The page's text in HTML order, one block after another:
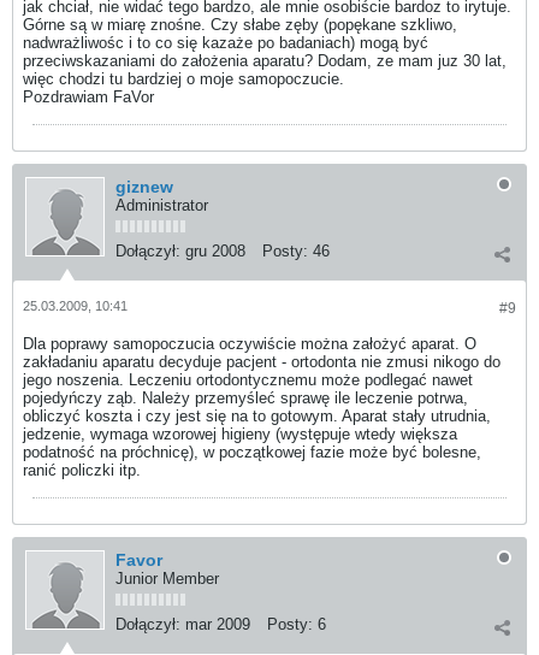
jak chciał, nie widać tego bardzo, ale mnie osobiście bardoz to irytuje.
Górne są w miarę znośne. Czy słabe zęby (popękane szkliwo,
nadwrażliwośc i to co się kazaże po badaniach) mogą być
przeciwskazaniami do założenia aparatu? Dodam, ze mam juz 30 lat,
więc chodzi tu bardziej o moje samopoczucie.
Pozdrawiam FaVor
giznew
Administrator
Dołączył: gru 2008 Posty: 46
#9
25.03.2009, 10:41
Dla poprawy samopoczucia oczywiście można założyć aparat. O
zakładaniu aparatu decyduje pacjent - ortodonta nie zmusi nikogo do
jego noszenia. Leczeniu ortodontycznemu może podlegać nawet
pojedyńczy ząb. Należy przemyśleć sprawę ile leczenie potrwa,
obliczyć koszta i czy jest się na to gotowym. Aparat stały utrudnia,
jedzenie, wymaga wzorowej higieny (występuje wtedy większa
podatność na próchnicę), w początkowej fazie może być bolesne,
ranić policzki itp.
Favor
Junior Member
Dołączył: mar 2009 Posty: 6